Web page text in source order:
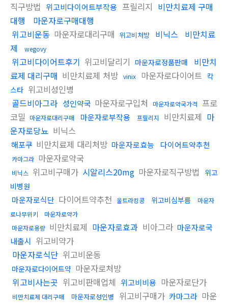
직구방법
위고비다이어트부작용 프릴리지 비만치료제 구매
대행
마운자로구매대행
위고비운동 마운자로대리구매 위고비처방 비닉스
비만치료
제
wegovy
위고비다이어트후기 위고비달리기 마운자로정품판매
비만치
료제 대리구매 비만치료제 처방 vinix 마운자로다이어트 칵
스타 위고비성인병
골드비아그라 성인약국 마운자로구입처 마운자로약국가격
프로
코밀
마운자로대리구매 마운자로부작용 프릴리지 비만치료제 마
운자로당뇨 비닉스
해포쿠 비만치료제 대리처방 마운자로효능 다이어트약추천
카마그라 마운자로약국
비닉스 위고비구매가 시알리스20mg 마운자로직구방법
위고
비병원
마운자로식단 다이어트약추천 울트라킹콩 위고비심부름
마운자
로나무위키
마운자로약가
마운자로용량 비만치료제 마운자로효과 비아그라 마운자로국
내출시 위고비약가
마운자로식단 위고비운동
마운자로다이어트약 마운자로처방
위고비사는곳 위고비판매업체 위고비비용 마운자로단가
비만치료제 대리구매 마운자로성인병 위고비구매가 카마그라 마운